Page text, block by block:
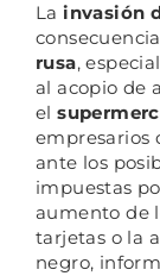
Lainvasión
rusa,
al acopio de
el
empresarios
ante los
impuestas
aumento de
tarjetas o la
negro,